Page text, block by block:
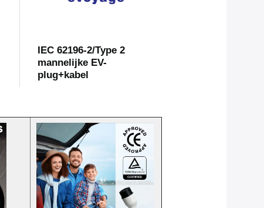
IEC 62196-2/Type 2
mannelijke EV-
plug+kabel